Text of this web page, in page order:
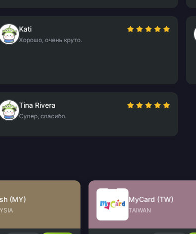
Kati
Хорошо, очень круто.
Tina Rivera
Супер, спасибо.
(MY) MyCard (TW)
TAIWAN